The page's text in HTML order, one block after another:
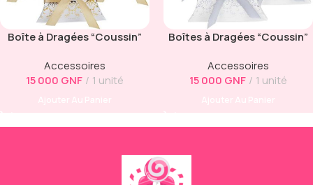
Boîte à Dragées “Coussin”
Accessoires
15 000 GNF 1 unité
Boîtes à Dragées “Coussin”
Accessoires
15 000 GNF 1 unité